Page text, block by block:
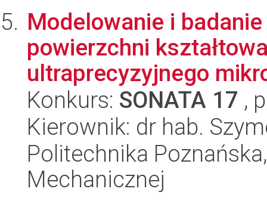
Modelowanie i
powierzchni
ultraprecyzyjnego
Konkurs: SONATA 17 ,
Kierownik: dr hab.
Politechnika
Mechanicznej